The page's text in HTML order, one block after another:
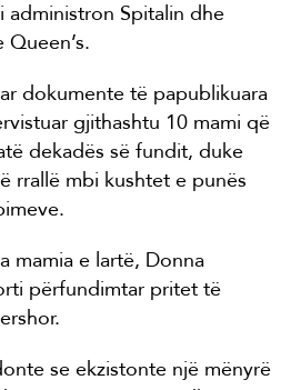
administron Spitalin dhe
dokumente të papublikuara
gjithashtu 10 mami që
dekadës së fundit, duke
rrallë mbi kushtet e punës
mamia e lartë, Donna
përfundimtar pritet të
se ekzistonte një mënyrë